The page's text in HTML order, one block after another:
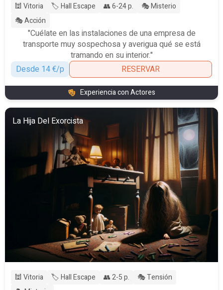
🕍 Vitoria 🏷️ Hall Escape 👥 6-24 p.
🎭 Misterio
🎭 Acción
"Cuélate en las instalaciones de una empresa de
transporte muy sospechosa y averigua qué se está
tramando en su interior."
Desde 14 €/p
RESERVAR
Experiencia con Actores
La Hija Del Exorcista
🕍 Vitoria 🏷️ Hall Escape 👥 2-5 p.
🎭 Tensión